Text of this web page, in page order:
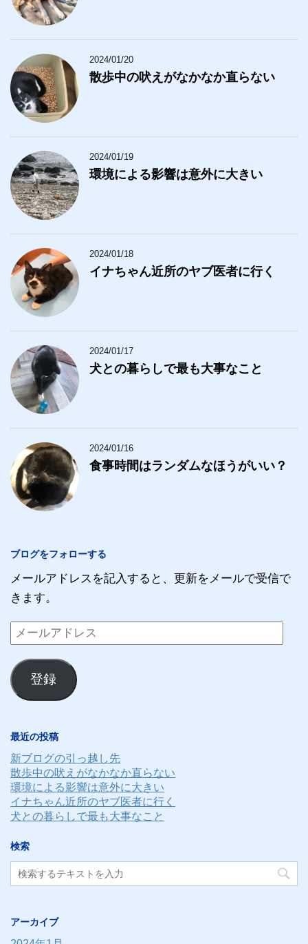
2024/01/20
散歩中の吠えがなかなか直らない
2024/01/19
環境による影響は意外に大きい
2024/01/18
イナちゃん近所のヤブ医者に行く
2024/01/17
犬との暮らしで最も大事なこと
2024/01/16
食事時間はランダムなほうがいい？
ブログをフォローする
メールアドレスを記入すると、更新をメールで受信で
きます。
メ
ー
ル
ア
ス
登録
最近の投稿
新ブログの引っ越し先
散歩中の吠えがなかなか直らない
環境による影響は意外に大きい
イナちゃん近所のヤブ医者に行く
犬との暮らしで最も大事なこと
検索
アーカイブ